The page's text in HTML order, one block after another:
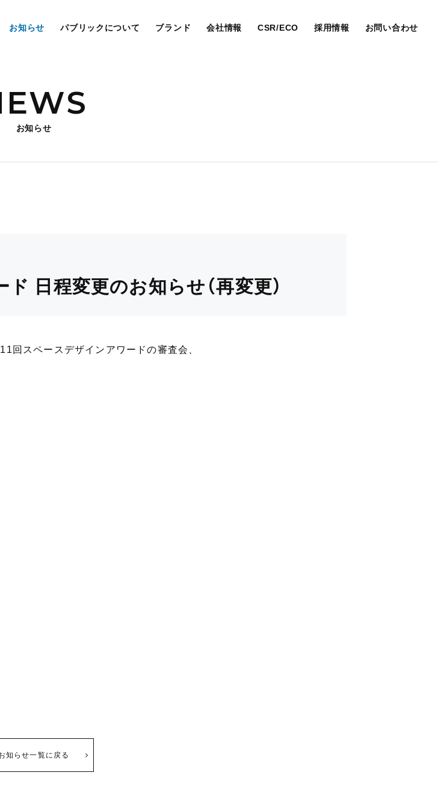
お知らせ パブリックについて ブランド 会社情報 CSR/ECO 採用情報 お問い合わせ
お知らせ
日程変更のお知らせ（再変更）
回スペースデザインアワードの審査会、
知らせ一覧に戻る